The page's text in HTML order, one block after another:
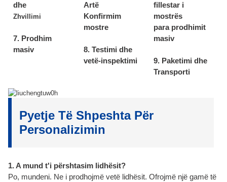
dhe
Zhvillimi
7. Prodhim
masiv
Artë
Konfirmim
mostre
8. Testimi dhe
vetë-inspektimi
fillestar i
mostrës
para prodhimit
masiv
9. Paketimi dhe
Transporti
Pyetje Të Shpeshta Për
Personalizimin
1. A mund t'i përshtasim lidhësit?
Po, mundeni. Ne i prodhojmë vetë lidhësit. Ofrojmë një gamë të